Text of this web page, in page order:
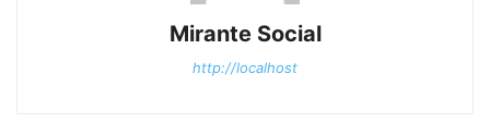
Mirante Social
http://localhost